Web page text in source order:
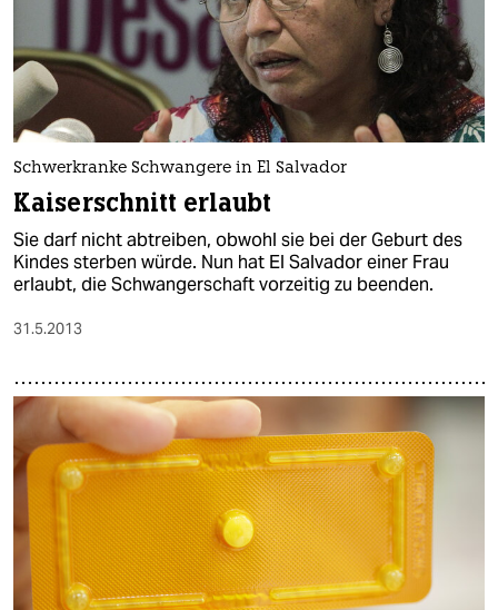
Schwerkranke Schwangere in El Salvador
Kaiserschnitt erlaubt
Sie darf nicht abtreiben, obwohl sie bei der Geburt des
Kindes sterben würde. Nun hat El Salvador einer Frau
erlaubt, die Schwangerschaft vorzeitig zu beenden.
31.5.2013